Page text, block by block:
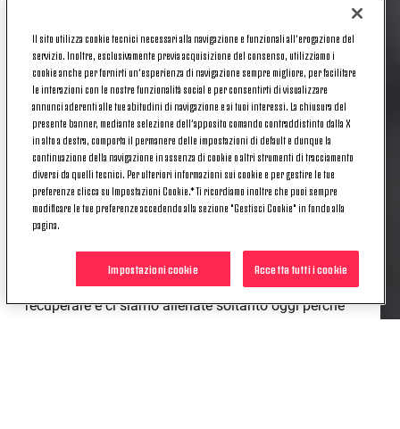
Canzi ha parlato della condizione fisica della
squadra e dell'avvicinamento della Juventus
Women alla prossima partita di Serie A Femminile.
LA CONDIZIONE FISICA DELLA
SQUADRA
«Rosucci è uscita contro il Napoli a causa di un
problema fisico: fortunatamente non è niente di
la squadra sta bene, le ragazze sono tutte
disponibili: abbiamo pochissimo tempo per
recuperare e ci siamo allenate soltanto oggi perché
Il sito utilizza cookie tecnici necessari alla navigazione e funzionali all’erogazione del
servizio. Inoltre, esclusivamente previa acquisizione del consenso, utilizziamo i
cookie anche per fornirti un’esperienza di navigazione sempre migliore, per facilitare
le interazioni con le nostre funzionalità social e per consentirti di visualizzare
annunci aderenti alle tue abitudini di navigazione e ai tuoi interessi. La chiusura del
presente banner, mediante selezione dell’apposito comando contraddistinto dalla X
in alto a destra, comporta il permanere delle impostazioni di default e dunque la
continuazione della navigazione in assenza di cookie o altri strumenti di tracciamento
diversi da quelli tecnici. Per ulteriori informazioni sui cookie e per gestire le tue
preferenze clicca su Impostazioni Cookie.* Ti ricordiamo inoltre che puoi sempre
modificare le tue preferenze accedendo alla sezione "Gestisci Cookie" in fondo alla
pagina.
Accetta tutti i cookie
Impostazioni cookie